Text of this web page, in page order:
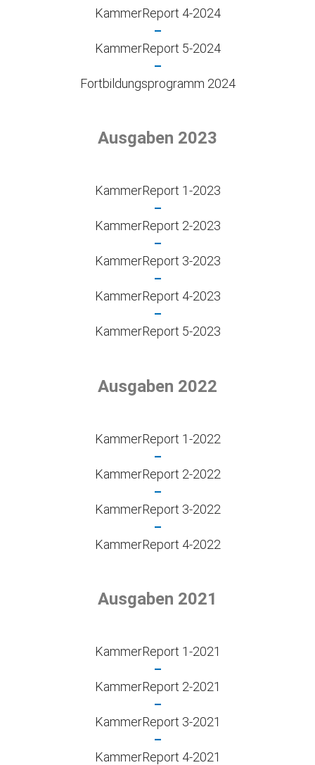
KammerReport 4-2024
–
KammerReport 5-2024
–
Fortbildungsprogramm 2024
Ausgaben 2023
KammerReport 1-2023
–
KammerReport 2-2023
–
KammerReport 3-2023
–
KammerReport 4-2023
–
KammerReport 5-2023
Ausgaben 2022
KammerReport 1-2022
–
KammerReport 2-2022
–
KammerReport 3-2022
–
KammerReport 4-2022
Ausgaben 2021
KammerReport 1-2021
–
KammerReport 2-2021
–
KammerReport 3-2021
–
KammerReport 4-2021